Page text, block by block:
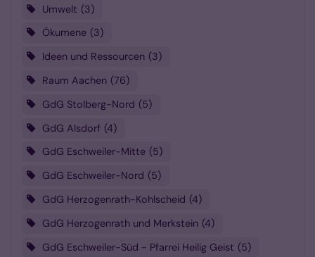
Umwelt 3
Ökumene
3
Ideen und Ressourcen 3
Raum Aachen 76
GdG Stolberg-Nord 5
GdG Alsdorf 4
GdG Eschweiler-Mitte
5
GdG Eschweiler-Nord 5
GdG Herzogenrath-Kohlscheid 4
GdG Herzogenrath und Merkstein 4
GdG Eschweiler-Süd - Pfarrei Heilig Geist 5